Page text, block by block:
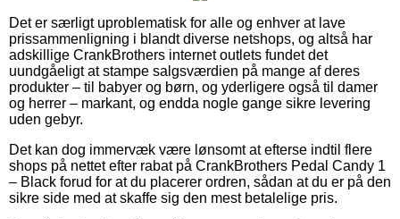
Det er særligt uproblematisk for alle og enhver at lave
prissammenligning i blandt diverse netshops, og altså har
adskillige CrankBrothers internet outlets fundet det
uundgåeligt at stampe salgsværdien på mange af deres
produkter – til babyer og børn, og yderligere også til damer
og herrer – markant, og endda nogle gange sikre levering
uden gebyr.
Det kan dog immervæk være lønsomt at efterse indtil flere
shops på nettet efter rabat på CrankBrothers Pedal Candy 1
– Black forud for at du placerer ordren, sådan at du er på den
sikre side med at skaffe sig den mest betalelige pris.